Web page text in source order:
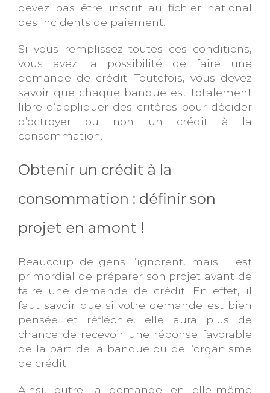
devez pas être inscrit au fichier national
des incidents de paiement.
Si vous remplissez toutes ces conditions,
vous avez la possibilité de faire une
demande de crédit. Toutefois, vous devez
savoir que chaque banque est totalement
libre d’appliquer des critères pour décider
d’octroyer ou non un crédit à la
consommation.
Obtenir un crédit à la
consommation : définir son
projet en amont !
Beaucoup de gens l’ignorent, mais il est
primordial de préparer son projet avant de
faire une demande de crédit. En effet, il
faut savoir que si votre demande est bien
pensée et réfléchie, elle aura plus de
chance de recevoir une réponse favorable
de la part de la banque ou de l’organisme
de crédit.
Ainsi, outre la demande en elle-même